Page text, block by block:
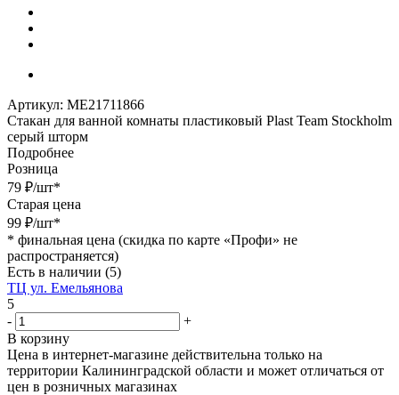
Артикул: МЕ21711866
Стакан для ванной комнаты пластиковый Plast Team Stockholm
серый шторм
Подробнее
Розница
79 ₽/шт*
Старая цена
99 ₽/шт*
* финальная цена (скидка по карте «Профи» не
распространяется)
Есть в наличии (5)
ТЦ ул. Емельянова
5
-
+
В корзину
Цена в интернет-магазине действительна только на
территории Калининградской области и может отличаться от
цен в розничных магазинах